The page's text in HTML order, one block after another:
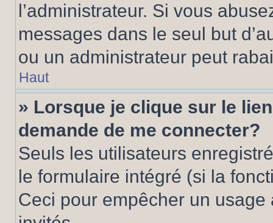
l’administrateur. Si vous
messages dans le seul but
ou un administrateur peut
Haut
» Lorsque je clique sur le
demande de me connecter?
Seuls les utilisateurs
le formulaire intégré (si la
Ceci pour empêcher un